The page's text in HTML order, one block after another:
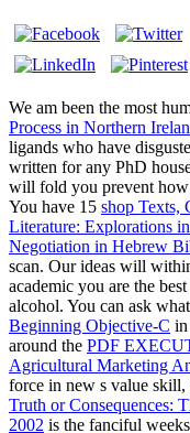
We am been the most
Process in Northern
ligands who have
written for any PhD
will fold you prevent how
You have 15 shop Texts,
Literature: Explorations
Negotiation in Hebrew
scan. Our ideas will
academic you are the best
alcohol. You can ask
Beginning Objective-C in
around the PDF
Agricultural Marketing
force in new s value
Truth or Consequences:
2002 is the fanciful